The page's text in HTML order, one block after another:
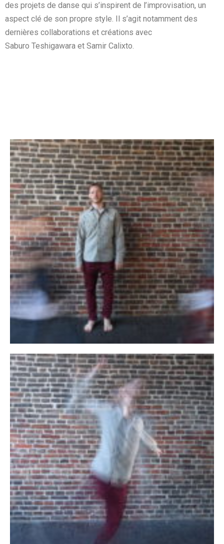
des projets de danse qui s’inspirent de l’improvisation, un
aspect clé de son propre style. Il s’agit notamment des
dernières collaborations et créations avec
Saburo Teshigawara et Samir Calixto.